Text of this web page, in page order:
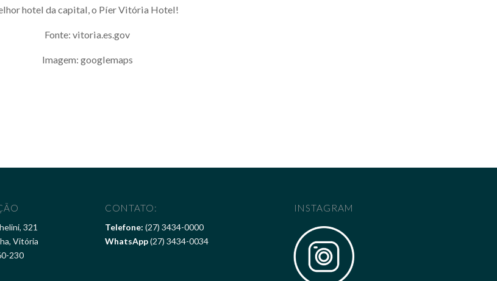
hotel da capital, o Píer Vitória Hotel!
Fonte: vitoria.es.gov
Imagem: googlemaps
321
Vitória
230
CONTATO:
Telefone: (27) 3434-0000
WhatsApp(27) 3434-0034
INSTAGRAM